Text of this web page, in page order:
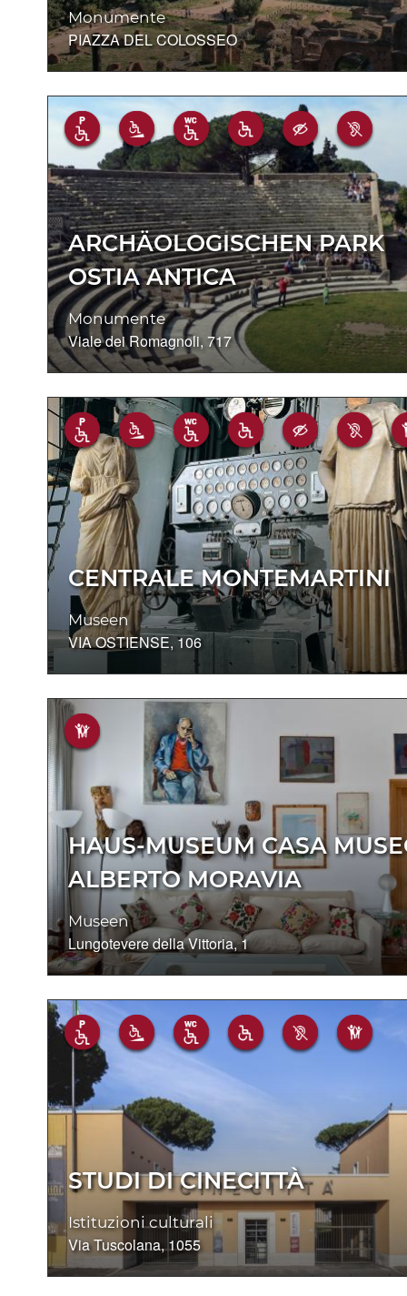
Monumente
PIAZZA DEL COLOSSEO
ARCHÄOLOGISCHEN PARK
OSTIA ANTICA
Monumente
Viale dei Romagnoli, 717
CENTRALE MONTEMARTINI
Museen
VIA OSTIENSE, 106
HAUS-MUSEUM CASA
ALBERTO MORAVIA
Museen
Lungotevere della Vittoria, 1
STUDI DI CINECITTÀ
Istituzioni culturali
Via Tuscolana, 1055